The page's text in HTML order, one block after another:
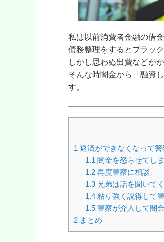
私は以前消費者金融の借
債務整理をするとブラッ
しかし思わぬ出費などが
そんな時闇金から
「融資
す。
1 返済ができなくなって
1.1 闇金を怒らせてし
1.2再度警察に相談
1.3兄弟は話を聞いて
1.4粘り強く説得して
1.5警察が介入して闇
2 まとめ